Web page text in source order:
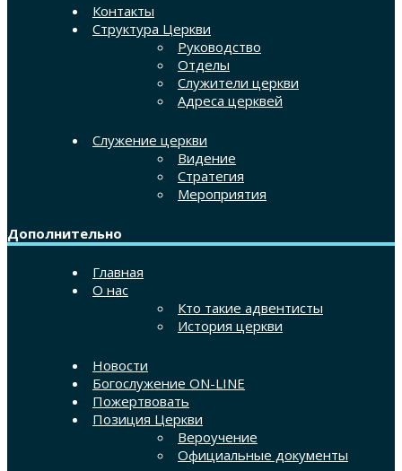
Контакты
Структура Церкви
Руководство
Отделы
Служители церкви
Адреса церквей
Служение церкви
Видение
Стратегия
Мероприятия
Дополнительно
Главная
О нас
Кто такие адвентисты
История церкви
Новости
Богослужение ON-LINE
Пожертвовать
Позиция Церкви
Вероучение
Официальные документы